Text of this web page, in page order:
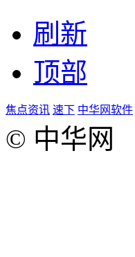
刷新
顶部
焦点资讯 速下 中华网软件
© 中华网